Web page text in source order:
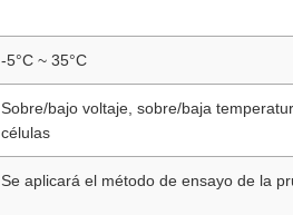
-5°C ~ 35°C
Sobre/bajo voltaje, sobre/baja
células
Se aplicará el método de ensayo de la